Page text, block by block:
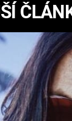
KINGDOM
COME:
ESPORT